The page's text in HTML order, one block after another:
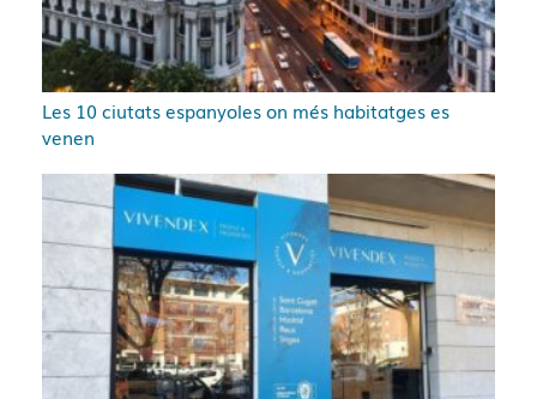
Les 10 ciutats espanyoles on més habitatges es
venen